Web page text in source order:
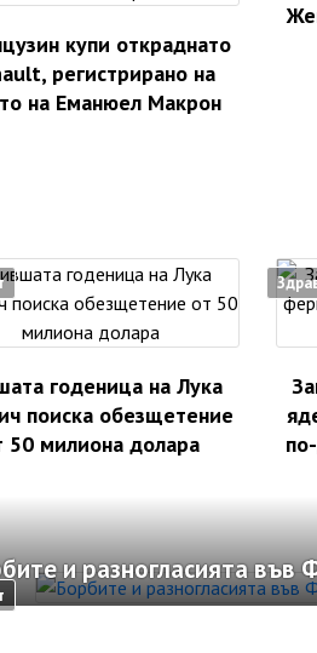
купи откраднато
регистрирано на
на Еманюел Макрон
годеница на Лука
поиска обезщетение
50 милиона долара
и разногласията